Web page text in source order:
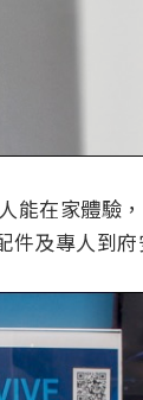
能在家體驗
及專人到